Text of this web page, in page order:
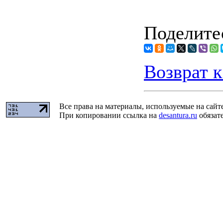
Возврат
Все права на материалы, используемые на
При копировании ссылка на desantura.ru